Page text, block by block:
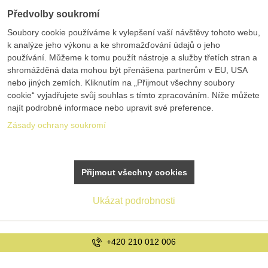
Předvolby soukromí
Soubory cookie používáme k vylepšení vaší návštěvy tohoto webu,
k analýze jeho výkonu a ke shromažďování údajů o jeho
používání. Můžeme k tomu použít nástroje a služby třetích stran a
shromážděná data mohou být přenášena partnerům v EU, USA
nebo jiných zemích. Kliknutím na „Přijmout všechny soubory
cookie“ vyjadřujete svůj souhlas s tímto zpracováním. Níže můžete
najít podrobné informace nebo upravit své preference.
Zásady ochrany soukromí
Ukázat podrobnosti
Přijmout všechny cookies